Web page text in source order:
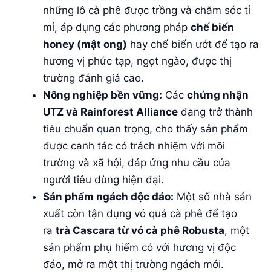
những lô cà phê được trồng và chăm sóc tỉ
mỉ, áp dụng các phương pháp chế biến
honey (mật ong) hay chế biến ướt để tạo ra
hương vị phức tạp, ngọt ngào, được thị
trường đánh giá cao.
Nông nghiệp bền vững: Các chứng nhận
UTZ và Rainforest Alliance đang trở thành
tiêu chuẩn quan trọng, cho thấy sản phẩm
được canh tác có trách nhiệm với môi
trường và xã hội, đáp ứng nhu cầu của
người tiêu dùng hiện đại.
Sản phẩm ngách độc đáo: Một số nhà sản
xuất còn tận dụng vỏ quả cà phê để tạo
ra trà Cascara từ vỏ cà phê Robusta, một
sản phẩm phụ hiếm có với hương vị độc
đáo, mở ra một thị trường ngách mới.